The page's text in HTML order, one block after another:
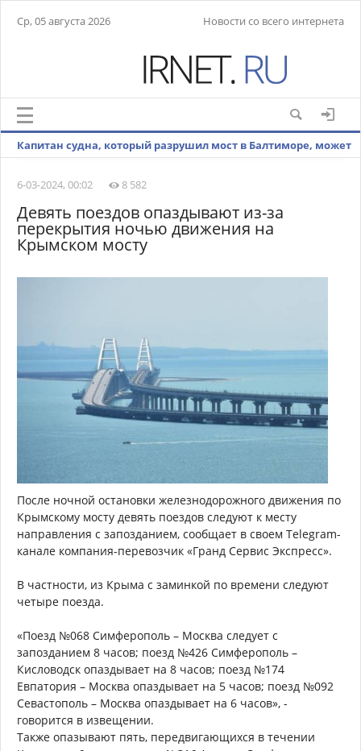
Ср, 05 августа 2026 Новости со всего интернета
Капитан судна, который разрушил мост в Балтиморе, может
6-03-2024, 00:02
8 582
Девять поездов опаздывают из-за
перекрытия ночью движения на
Крымском мосту
После ночной остановки железнодорожного движения по
Крымскому мосту девять поездов следуют к месту
направления с запозданием, сообщает в своем Telegram-
канале компания-перевозчик «Гранд Сервис Экспресс».
В частности, из Крыма с заминкой по времени следуют
четыре поезда.
«Поезд №068 Симферополь – Москва следует с
запозданием 8 часов; поезд №426 Симферополь –
Кисловодск опаздывает на 8 часов; поезд №174
Евпатория – Москва опаздывает на 5 часов; поезд №092
Севастополь – Москва опаздывает на 6 часов», -
говорится в извещении.
Также опазывают пять, передвигающихся в течении